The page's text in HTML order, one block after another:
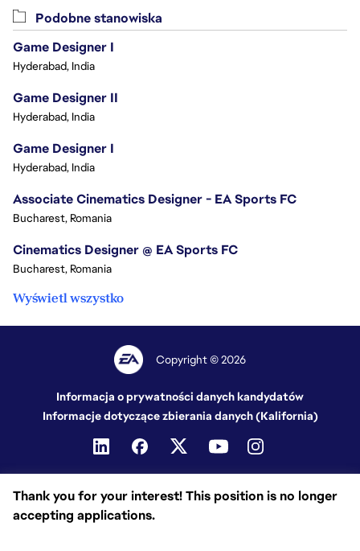
Thank you for your interest! This position is no longer
accepting applications.
Podobne stanowiska
Game Designer I
Hyderabad, India
Game Designer II
Hyderabad, India
Game Designer I
Hyderabad, India
Associate Cinematics Designer - EA Sports FC
Bucharest, Romania
Cinematics Designer @ EA Sports FC
Bucharest, Romania
Wyświetl wszystko
Copyright © 2026
Informacja o prywatności danych kandydatów
Informacje dotyczące zbierania danych (Kalifornia)